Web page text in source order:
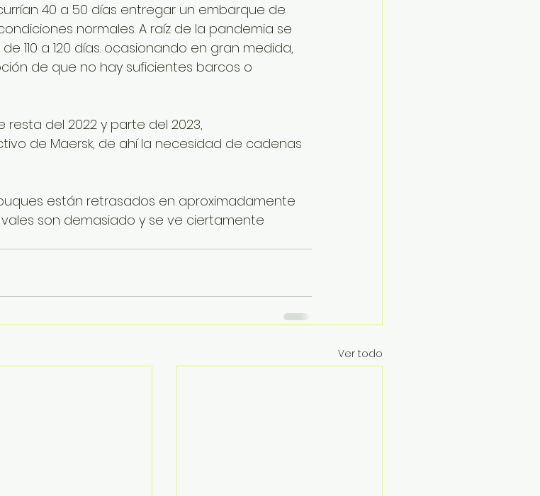
40 a 50 días entregar un embarque de
normales. A raíz de la pandemia se
110 a 120 días. ocasionando en gran medida,
de que no hay suficientes barcos o
del 2022 y parte del 2023,
de Maersk, de ahí la necesidad de cadenas
están retrasados en aproximadamente
son demasiado y se ve ciertamente
Ver todo